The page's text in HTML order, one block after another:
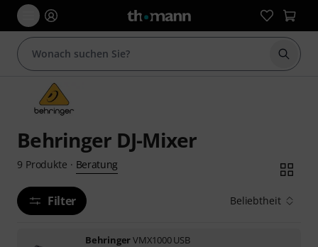
Suche
Behringer DJ-Mixer
9 Produkte · Beratung
Filter Beliebtheit
BehringerVMX1000 USB